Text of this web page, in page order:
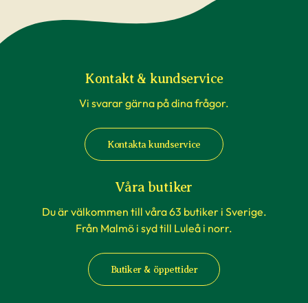
Kontakt & kundservice
Vi svarar gärna på dina frågor.
Kontakta kundservice
Våra butiker
Du är välkommen till våra 63 butiker i Sverige.
Från Malmö i syd till Luleå i norr.
Butiker & öppettider